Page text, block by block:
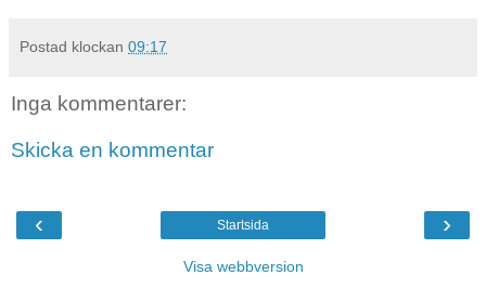
Postad klockan 09:17
Inga kommentarer:
Skicka en kommentar
‹ ›
Startsida
Visa webbversion